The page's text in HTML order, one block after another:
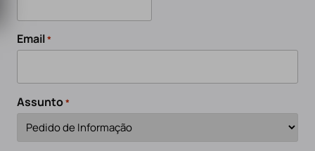
Email*
Assunto*